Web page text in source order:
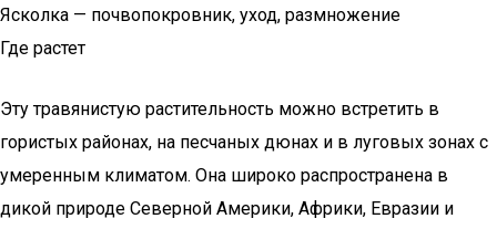
Ясколка — почвопокровник, уход, размножение
Где растет
Эту травянистую растительность можно встретить в
гористых районах, на песчаных дюнах и в луговых зонах с
умеренным климатом. Она широко распространена в
дикой природе Северной Америки, Африки, Евразии и